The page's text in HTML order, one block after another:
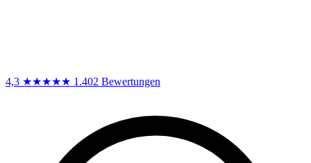
4,3 ★★★★★ 1.402 Bewertungen